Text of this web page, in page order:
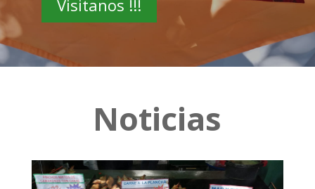
Visitanos !!!
Noticias